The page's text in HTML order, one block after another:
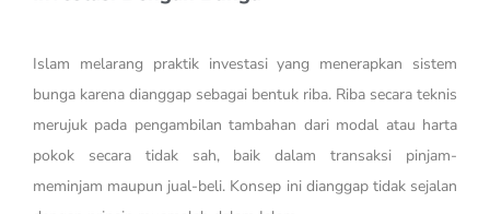
Islam melarang praktik investasi yang menerapkan sistem
bunga karena dianggap sebagai bentuk riba. Riba secara teknis
merujuk pada pengambilan tambahan dari modal atau harta
pokok secara tidak sah, baik dalam transaksi pinjam-
meminjam maupun jual-beli. Konsep ini dianggap tidak sejalan